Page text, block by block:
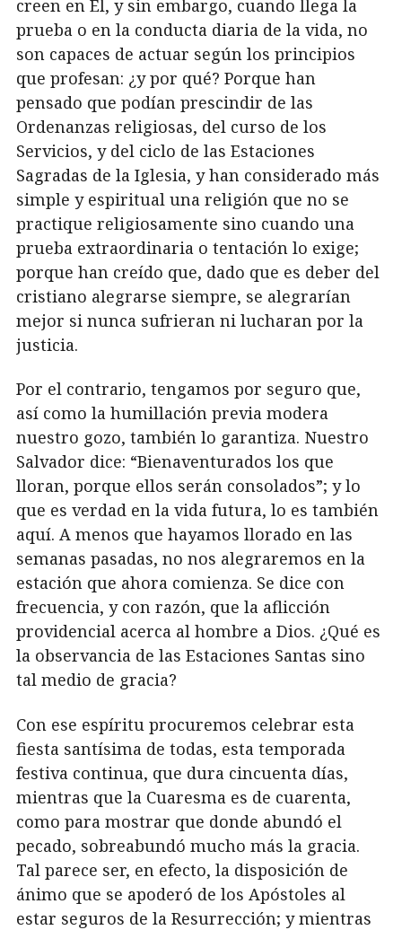
creen en Él, y sin embargo, cuando llega la
prueba o en la conducta diaria de la vida, no
son capaces de actuar según los principios
que profesan: ¿y por qué? Porque han
pensado que podían prescindir de las
Ordenanzas religiosas, del curso de los
Servicios, y del ciclo de las Estaciones
Sagradas de la Iglesia, y han considerado más
simple y espiritual una religión que no se
practique religiosamente sino cuando una
prueba extraordinaria o tentación lo exige;
porque han creído que, dado que es deber del
cristiano alegrarse siempre, se alegrarían
mejor si nunca sufrieran ni lucharan por la
justicia.
Por el contrario, tengamos por seguro que,
así como la humillación previa modera
nuestro gozo, también lo garantiza. Nuestro
Salvador dice: “Bienaventurados los que
lloran, porque ellos serán consolados”; y lo
que es verdad en la vida futura, lo es también
aquí. A menos que hayamos llorado en las
semanas pasadas, no nos alegraremos en la
estación que ahora comienza. Se dice con
frecuencia, y con razón, que la aflicción
providencial acerca al hombre a Dios. ¿Qué es
la observancia de las Estaciones Santas sino
tal medio de gracia?
Con ese espíritu procuremos celebrar esta
fiesta santísima de todas, esta temporada
festiva continua, que dura cincuenta días,
mientras que la Cuaresma es de cuarenta,
como para mostrar que donde abundó el
pecado, sobreabundó mucho más la gracia.
Tal parece ser, en efecto, la disposición de
ánimo que se apoderó de los Apóstoles al
estar seguros de la Resurrección; y mientras